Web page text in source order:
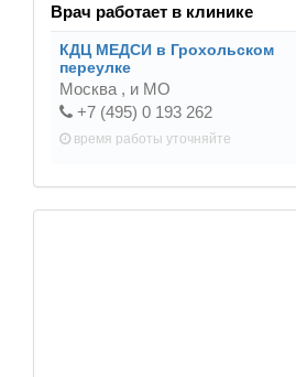
Врач работает в клинике
КДЦ МЕДСИ в Грохольском
переулке
Москва , и МО
+7 (495) 0 193 262
время работы уточняйте